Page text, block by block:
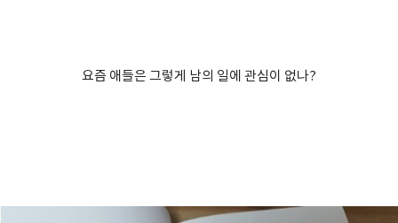
요즘 애들은 그렇게 남의 일에 관심이 없나?